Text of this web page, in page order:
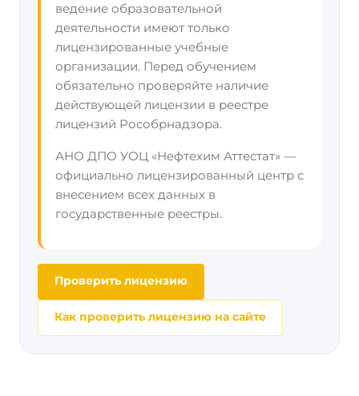
ведение образовательной
деятельности имеют только
лицензированные учебные
организации. Перед обучением
обязательно проверяйте наличие
действующей лицензии в реестре
лицензий Рособрнадзора.
АНО ДПО УОЦ «Нефтехим Аттестат» —
официально лицензированный центр с
внесением всех данных в
государственные реестры.
Проверить лицензию
Как проверить лицензию на сайте